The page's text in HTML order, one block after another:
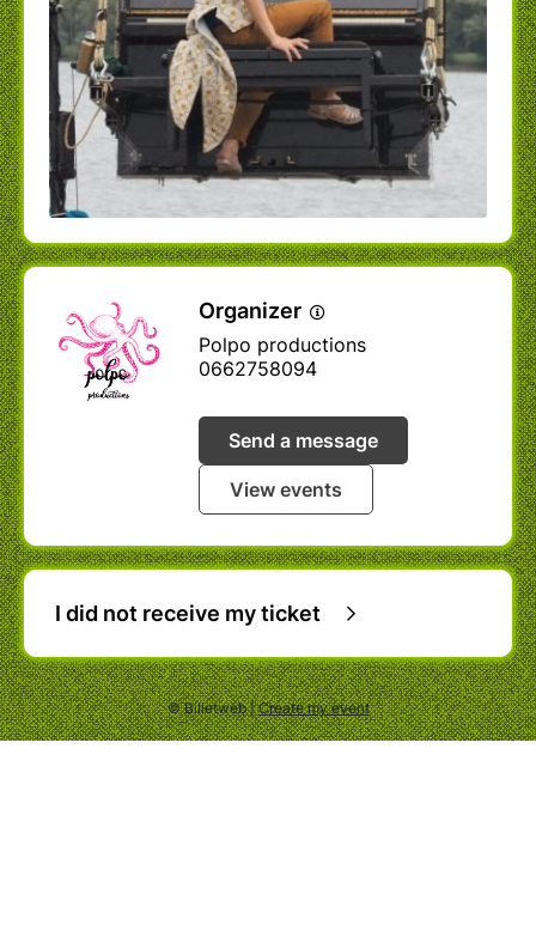
Organizer
Polpo productions
0662758094
Send a message
View events
I did not receive my ticket
© Billetweb |Create my event